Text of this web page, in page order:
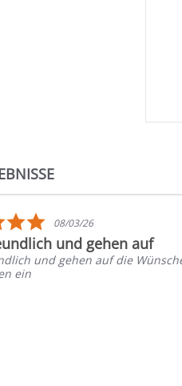
5.0
star
rating
08/03/26
und gehen auf
und gehen auf die
ein